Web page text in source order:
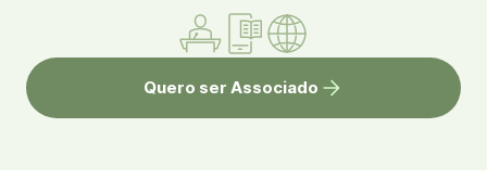
Quero ser Associado